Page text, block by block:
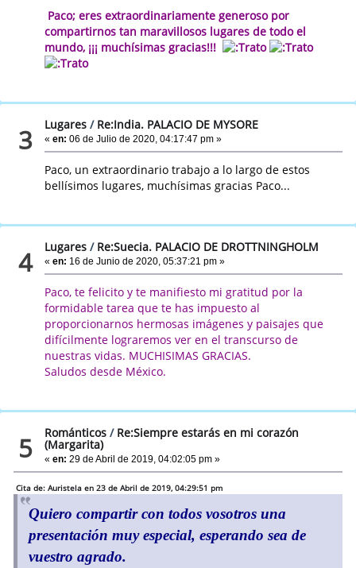
Paco; eres extraordinariamente generoso por
compartirnos tan maravillosos lugares de todo el
mundo, ¡¡¡ muchísimas gracias!!!
3 Lugares / Re:India. PALACIO DE MYSORE
«en: 06 de Julio de 2020, 04:17:47 pm »
Paco, un extraordinario trabajo a lo largo de estos
bellísimos lugares, muchísimas gracias Paco...
4 Lugares / Re:Suecia. PALACIO DE DROTTNINGHOLM
«en: 16 de Junio de 2020, 05:37:21 pm »
Paco, te felicito y te manifiesto mi gratitud por la
formidable tarea que te has impuesto al
proporcionarnos hermosas imágenes y paisajes que
difícilmente lograremos ver en el transcurso de
nuestras vidas. MUCHISIMAS GRACIAS.
Saludos desde México.
5 Románticos / Re:Siempre estarás en mi corazón
(Margarita)
«en: 29 de Abril de 2019, 04:02:05 pm »
Cita de: Auristela en 23 de Abril de 2019, 04:29:51 pm
Quiero compartir con todos vosotros una
presentación muy especial, esperando sea de
vuestro agrado.